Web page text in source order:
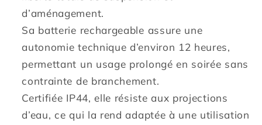
d’aménagement.
Sa batterie rechargeable assure une
autonomie technique d’environ 12 heures,
permettant un usage prolongé en soirée sans
contrainte de branchement.
Certifiée IP44, elle résiste aux projections
d’eau, ce qui la rend adaptée à une utilisation